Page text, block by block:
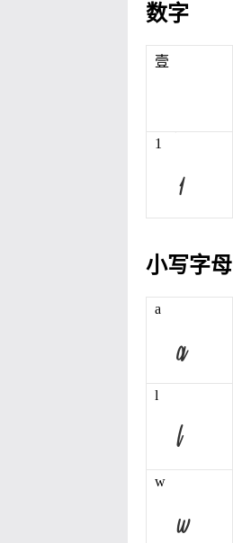
数字
壹
1
小写字母
a
l
w